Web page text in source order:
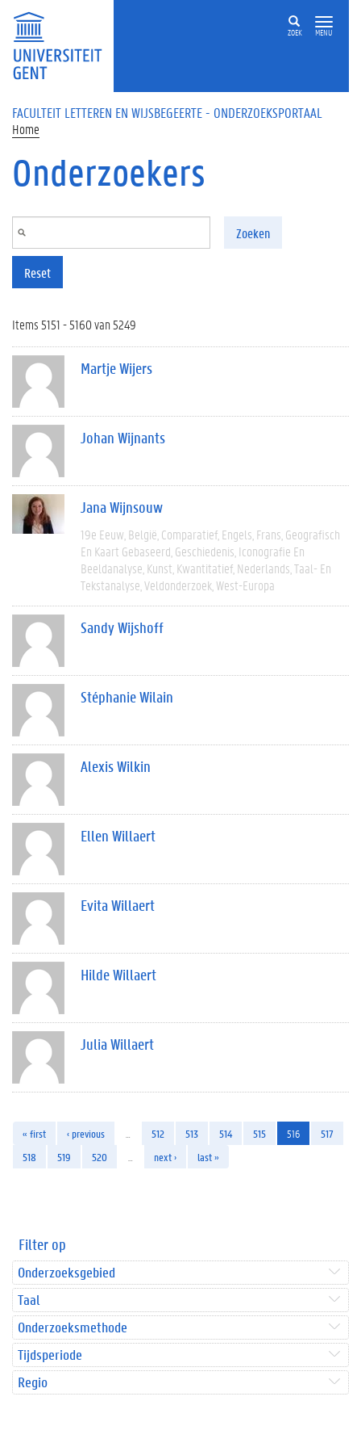
Overslaan en naar de inhoud gaan
ZOEK MENU
FACULTEIT LETTEREN EN WIJSBEGEERTE - ONDERZOEKSPORTAAL
Home
Onderzoekers
Zoeken
Reset
Items 5151 - 5160 van 5249
Martje Wijers
Johan Wijnants
Jana Wijnsouw
19e Eeuw België Comparatief Engels Frans Geografisch
En Kaart Gebaseerd Geschiedenis Iconografie En
Beeldanalyse Kunst Kwantitatief Nederlands Taal- En
Tekstanalyse Veldonderzoek West-Europa
Sandy Wijshoff
Stéphanie Wilain
Alexis Wilkin
Ellen Willaert
Evita Willaert
Hilde Willaert
Julia Willaert
« first ‹ previous 512 513 514 515 516
517
518
519 520 next › last »
Filter op
Onderzoeksgebied
Taal
Onderzoeksmethode
Tijdsperiode
Regio